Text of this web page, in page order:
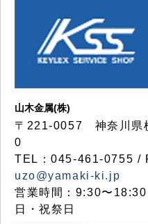
山木金属(株)
〒221-0057 神奈川県
0
TEL：045-461-0755 /
uzo@yamaki-ki.jp
営業時間：9:30〜
日・祝祭日